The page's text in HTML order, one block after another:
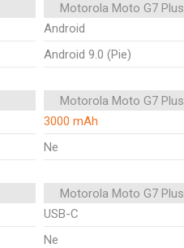
Motorola Moto G7 Plus
Android
Android 9.0 (Pie)
Motorola Moto G7 Plus
3000 mAh
Ne
Motorola Moto G7 Plus
USB-C
Ne